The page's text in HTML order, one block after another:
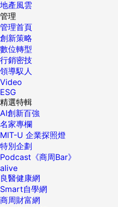
地產風雲
管理
管理首頁
創新策略
數位轉型
行銷密技
領導馭人
Video
ESG
精選特輯
AI創新百強
名家專欄
MIT-U 企業探照燈
特別企劃
Podcast《商周Bar》
alive
良醫健康網
Smart自學網
商周財富網